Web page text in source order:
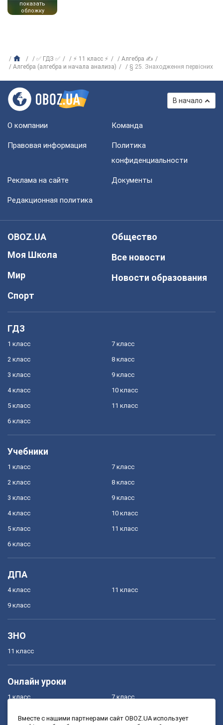
показать
обложку
✅ ГДЗ ✅ ⚡ 11 класс ⚡
Алгебра ✍
Алгебра (алгебра и начала анализа)
§ 25. Знаходження первісних
В начало
О компании Команда
Правовая информация
Политика
конфиденциальности
Реклама на сайте Документы
Редакционная политика
OBOZ.UA
Моя Школа
Мир
Спорт
Общество
Все новости
Новости образования
ГДЗ
1 класс
2 класс
3 класс
4 класс
5 класс
6 класс
7 класс
8 класс
9 класс
10 класс
11 класс
Учебники
1 класс
2 класс
3 класс
4 класс
5 класс
6 класс
7 класс
8 класс
9 класс
10 класс
11 класс
ДПА
4 класс
9 класс
11 класс
ЗНО
11 класс
Онлайн уроки
1 класс 7 класс
Вместе с нашими партнерами сайт OBOZ.UA использует